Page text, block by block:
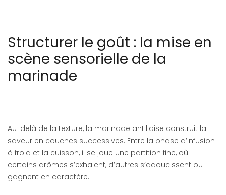
Structurer le goût : la mise en
scène sensorielle de la
marinade
Au-delà de la texture, la marinade antillaise construit la
saveur en couches successives. Entre la phase d’infusion
à froid et la cuisson, il se joue une partition fine, où
certains arômes s’exhalent, d’autres s’adoucissent ou
gagnent en caractère.